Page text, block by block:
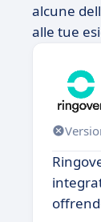
alcune
alle tue